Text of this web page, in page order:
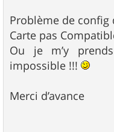
Problème de config
Carte pas
Ou je m’y
impossible !!!
Merci d’avance